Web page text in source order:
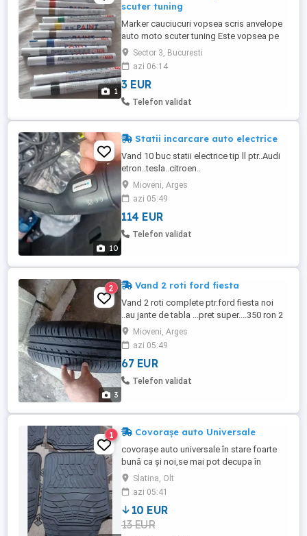
1
scuter tuning
Marker cauciucuri vopsea scris anvelope
auto moto scuter tuning Este vopsea pe
baza de ulei, poate fi folosit pe anvelope
auto, metal, sticla, piese auto , orice
material ! Rezistent la umezeala,
temperatura. Aplicare usoara si uscare
rapida. Inainte de aplicare suprafata de
Sector 3, Bucuresti
azi 06:14
3 EUR
Telefon validat
10
Statii incarcare auto electrice
Vand 10 buc statii electrice tip ll ptr..Audi
etron..tesla..citroen..
jeep..mitsubishi..M.G..link&ko...pret
inf..800 ron audi si tesla,..600 ron restul.
Mioveni, Arges
azi 05:49
114 EUR
Telefon validat
3
2 Vand 2 roti ford fiesta
Vand 2 roti complete ptr.ford fiesta noi
..au jante de tabla ...pret super....350 ron 2
buc sunt noi cu anvelope vara Continental
contitec premium 14" rotile sunt noi
nefolosite.. 4x108
Mioveni, Arges
azi 05:49
67 EUR
Telefon validat
1 Covorașe auto Universale
covorașe auto universale în stare foarte
bună ca și noi,se mai pot decupa în
functie de ce mașină aveți.
Slatina, Olt
azi 05:41
10 EUR
13 EUR